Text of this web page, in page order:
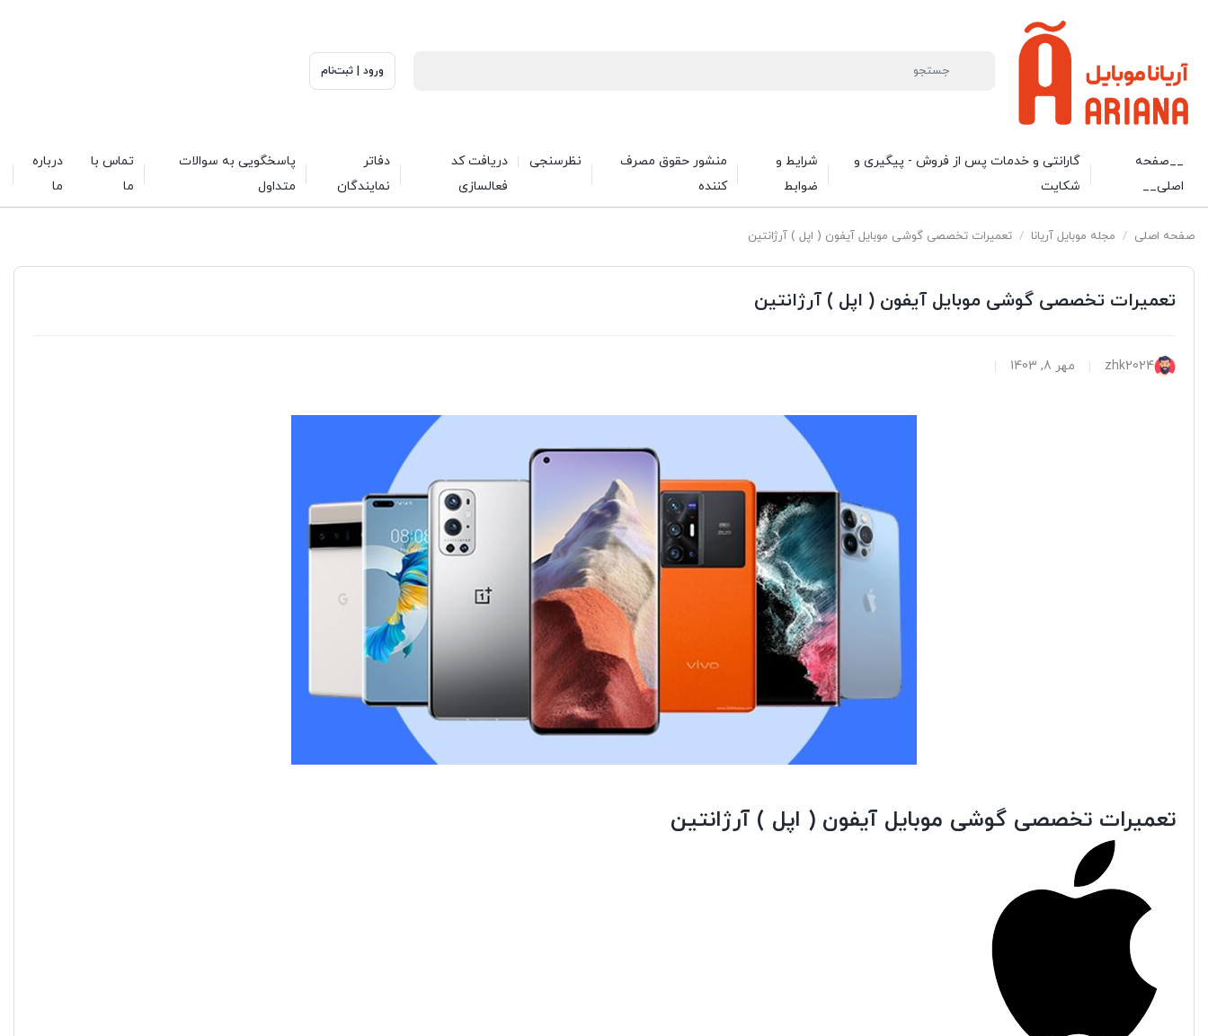
ورود | ثبت‌نام
__صفحه
اصلی__
گارانتی و خدمات پس از فروش - پیگیری و
شکایت
شرایط و
ضوابط
منشور حقوق مصرف
کننده
نظرسنجی
دریافت کد
فعالسازی
دفاتر
نمایندگان
پاسخگویی به سوالات
متداول
تماس با
ما
درباره
ما
صفحه اصلی / مجله موبایل آریانا / تعمیرات تخصصی گوشی موبایل آیفون ( اپل ) آرژانتین
تعمیرات تخصصی گوشی موبایل آیفون ( اپل ) آرژانتین
zhk2024 مهر 8, 1403
تعمیرات تخصصی گوشی موبایل آیفون ( اپل ) آرژانتین